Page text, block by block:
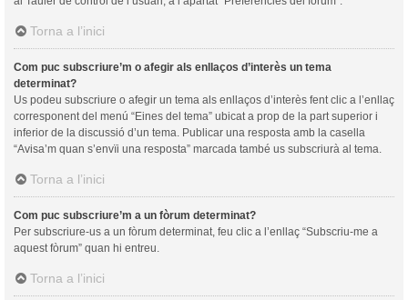
Torna a l’inici
Com puc subscriure’m o afegir als enllaços d’interès un tema
determinat?
Us podeu subscriure o afegir un tema als enllaços d’interès fent clic a l’enllaç
corresponent del menú “Eines del tema” ubicat a prop de la part superior i
inferior de la discussió d’un tema. Publicar una resposta amb la casella
“Avisa’m quan s’envïi una resposta” marcada també us subscriurà al tema.
Torna a l’inici
Com puc subscriure’m a un fòrum determinat?
Per subscriure-us a un fòrum determinat, feu clic a l’enllaç “Subscriu-me a
aquest fòrum” quan hi entreu.
Torna a l’inici